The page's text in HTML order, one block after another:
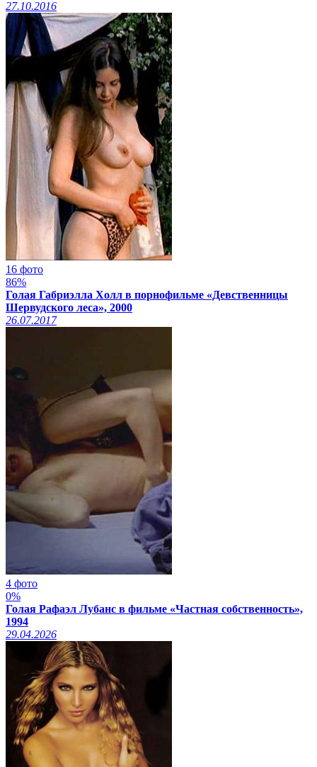
27.10.2016
16 фото
86%
Голая Габриэлла Холл в порнофильме «Девственницы
Шервудского леса», 2000
26.07.2017
4 фото
0%
Голая Рафаэл Лубанс в фильме «Частная собственность»,
1994
29.04.2026